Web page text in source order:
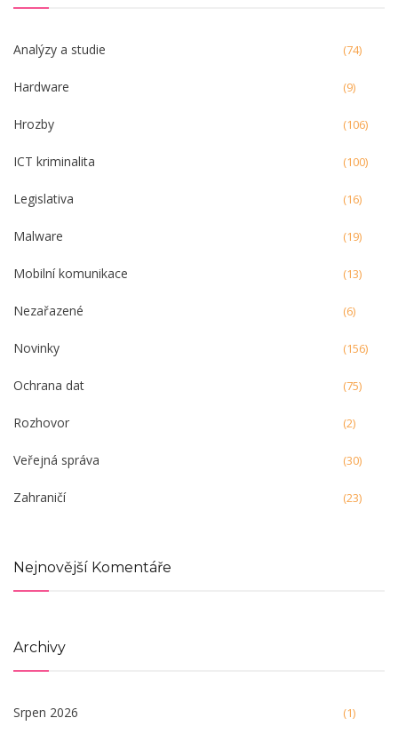
Analýzy a studie (74)
Hardware (9)
Hrozby (106)
ICT kriminalita (100)
Legislativa (16)
Malware (19)
Mobilní komunikace (13)
Nezařazené (6)
Novinky (156)
Ochrana dat (75)
Rozhovor (2)
Veřejná správa (30)
Zahraničí (23)
Nejnovější Komentáře
Archivy
Srpen 2026 (1)